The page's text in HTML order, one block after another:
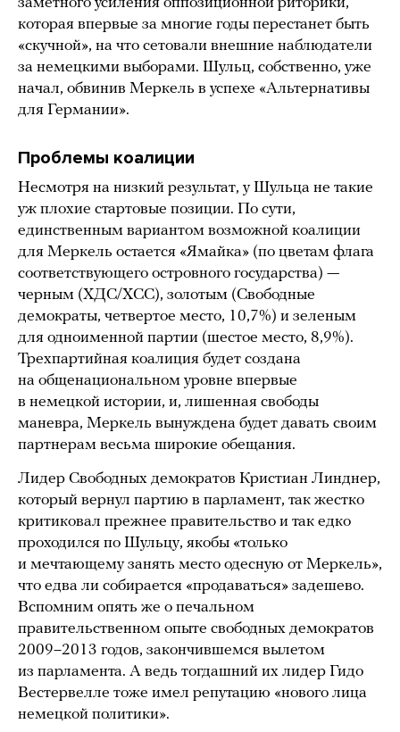
которая впервые за многие годы перестанет быть
«скучной», на что сетовали внешние наблюдатели
за немецкими выборами. Шульц, собственно, уже
начал, обвинив Меркель в успехе «Альтернативы
для Германии».
Проблемы коалиции
Несмотря на низкий результат, у Шульца не такие
уж плохие стартовые позиции. По сути,
единственным вариантом возможной коалиции
для Меркель остается «Ямайка» (по цветам флага
соответствующего островного государства) —
черным (ХДС/ХСС), золотым (Свободные
демократы, четвертое место, 10,7%) и зеленым
для одноименной партии (шестое место, 8,9%).
Трехпартийная коалиция будет создана
на общенациональном уровне впервые
в немецкой истории, и, лишенная свободы
маневра, Меркель вынуждена будет давать своим
партнерам весьма широкие обещания.
Лидер Свободных демократов Кристиан Линднер,
который вернул партию в парламент, так жестко
критиковал прежнее правительство и так едко
проходился по Шульцу, якобы «только
и мечтающему занять место одесную от Меркель»,
что едва ли собирается «продаваться» задешево.
Вспомним опять же о печальном
правительственном опыте свободных демократов
2009–2013 годов, закончившемся вылетом
из парламента. А ведь тогдашний их лидер Гидо
Вестервелле тоже имел репутацию «нового лица
немецкой политики».